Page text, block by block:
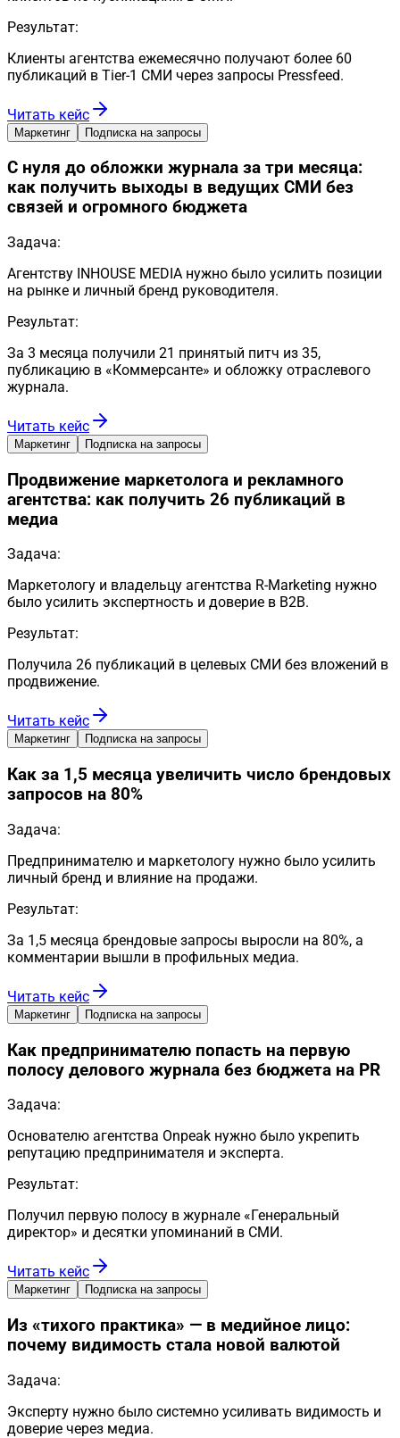
Результат:
Клиенты агентства ежемесячно получают более 60
публикаций в Tier-1 СМИ через запросы Pressfeed.
Читать кейс
Маркетинг Подписка на запросы
С нуля до обложки журнала за три месяца:
как получить выходы в ведущих СМИ без
связей и огромного бюджета
Задача:
Агентству INHOUSE MEDIA нужно было усилить позиции
на рынке и личный бренд руководителя.
Результат:
За 3 месяца получили 21 принятый питч из 35,
публикацию в «Коммерсанте» и обложку отраслевого
журнала.
Читать кейс
Маркетинг Подписка на запросы
Продвижение маркетолога и рекламного
агентства: как получить 26 публикаций в
медиа
Задача:
Маркетологу и владельцу агентства R-Marketing нужно
было усилить экспертность и доверие в B2B.
Результат:
Получила 26 публикаций в целевых СМИ без вложений в
продвижение.
Читать кейс
Маркетинг Подписка на запросы
Как за 1,5 месяца увеличить число брендовых
запросов на 80%
Задача:
Предпринимателю и маркетологу нужно было усилить
личный бренд и влияние на продажи.
Результат:
За 1,5 месяца брендовые запросы выросли на 80%, а
комментарии вышли в профильных медиа.
Читать кейс
Маркетинг Подписка на запросы
Как предпринимателю попасть на первую
полосу делового журнала без бюджета на PR
Задача:
Основателю агентства Onpeak нужно было укрепить
репутацию предпринимателя и эксперта.
Результат:
Получил первую полосу в журнале «Генеральный
директор» и десятки упоминаний в СМИ.
Читать кейс
Маркетинг Подписка на запросы
Из «тихого практика» — в медийное лицо:
почему видимость стала новой валютой
Задача:
Эксперту нужно было системно усиливать видимость и
доверие через медиа.